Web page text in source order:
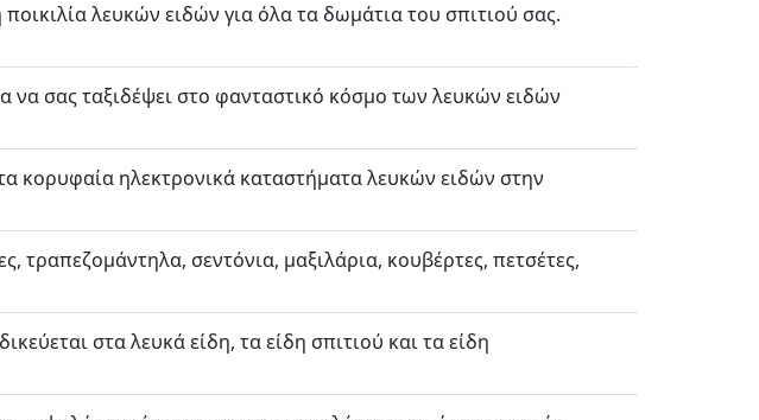
λευκών ειδών για όλα τα δωμάτια του σπιτιού σας.
να σας ταξιδέψει στο φανταστικό κόσμο των λευκών ειδών
κορυφαία ηλεκτρονικά καταστήματα λευκών ειδών στην
σεντόνια, μαξιλάρια, κουβέρτες, πετσέτες,
στα λευκά είδη, τα είδη σπιτιού και τα είδη